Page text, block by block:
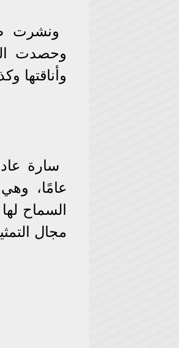
ونشرت
وحصدت
وأناقتها
عامًا،
السماح
مجال